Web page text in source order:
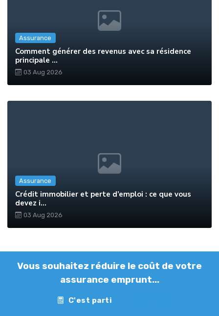
Assurance
Comment générer des revenus avec sa résidence
principale ...
03 Aug 2026
Assurance
Crédit immobilier et perte d’emploi : ce que vous
devez i...
03 Aug 2026
Vous souhaitez réduire le coût de votre
assurance emprunt...
C'est parti